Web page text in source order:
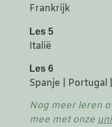
Frankrijk
Les 5
Italië
Les 6
Spanje | Portugal
Nog meer leren
mee met onze